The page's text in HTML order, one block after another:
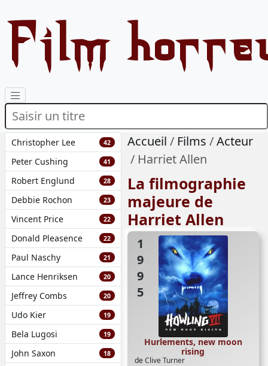
Film
Christopher Lee 42
Peter Cushing 41
Robert Englund 28
Debbie Rochon 23
Vincent Price 22
Donald Pleasence 22
Paul Naschy 21
Lance Henriksen 20
Jeffrey Combs 20
Udo Kier 19
Bela Lugosi 19
John Saxon 18
Accueil Films
Acteur
Harriet Allen
La filmographie
majeure de
Harriet Allen
1995
deClive Turner
Hurlements, new moon
rising